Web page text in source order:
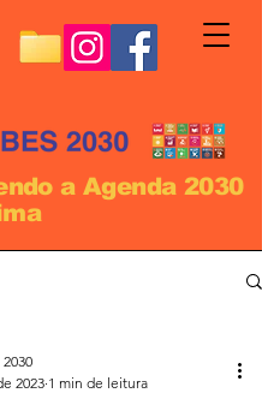
a Agenda 2030
2030
2023 1 min de leitura